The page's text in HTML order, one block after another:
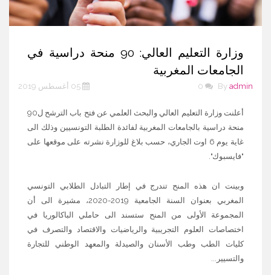
وزارة التعليم العالي: 90 منحة دراسية في
الجامعات المغربية
By admin
أعلنت وزارة التعليم العالي والبحث العلمي عن فتح باب الترشح ل90
منحة دراسية بالجامعات المغربية لفائدة الطلبة التونسيين وذلك الى
غاية يوم 6 اوت الجاري، حسب بلاغ للوزارة نشرته على موقعها على
"فايسبوك".
وبينت ان هذه المنح تندرج في إطار التبادل الطلابي التونسي
المغربي بعنوان السنة الجامعية 2019-2020، مشيرة الى أن
المجموعة الأولى من المنح ستسند الى حاملي الباكالوريا في
اختصاصات العلوم التجريبية والرياضيات والاقتصاد والتصرف في
كليات الطب وطب الأسنان والصيدلة والمعهد الوطني للتجارة
والتسيير...